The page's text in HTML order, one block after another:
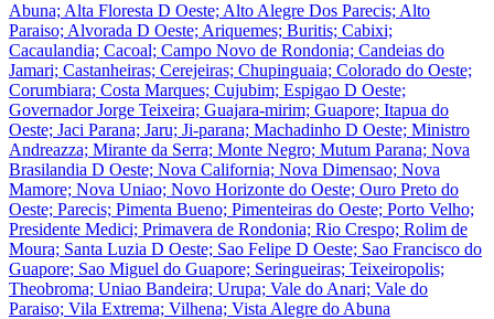
Abuna; Alta Floresta D Oeste; Alto Alegre Dos Parecis; Alto
Paraiso; Alvorada D Oeste; Ariquemes; Buritis; Cabixi;
Cacaulandia; Cacoal; Campo Novo de Rondonia; Candeias do
Jamari; Castanheiras; Cerejeiras; Chupinguaia; Colorado do Oeste;
Corumbiara; Costa Marques; Cujubim; Espigao D Oeste;
Governador Jorge Teixeira; Guajara-mirim; Guapore; Itapua do
Oeste; Jaci Parana; Jaru; Ji-parana; Machadinho D Oeste; Ministro
Andreazza; Mirante da Serra; Monte Negro; Mutum Parana; Nova
Brasilandia D Oeste; Nova California; Nova Dimensao; Nova
Mamore; Nova Uniao; Novo Horizonte do Oeste; Ouro Preto do
Oeste; Parecis; Pimenta Bueno; Pimenteiras do Oeste; Porto Velho;
Presidente Medici; Primavera de Rondonia; Rio Crespo; Rolim de
Moura; Santa Luzia D Oeste; Sao Felipe D Oeste; Sao Francisco do
Guapore; Sao Miguel do Guapore; Seringueiras; Teixeiropolis;
Theobroma; Uniao Bandeira; Urupa; Vale do Anari; Vale do
Paraiso; Vila Extrema; Vilhena; Vista Alegre do Abuna